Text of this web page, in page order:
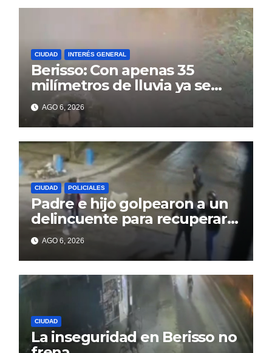
CIUDAD INTERÉS GENERAL
Berisso: Con apenas 35
milímetros de lluvia ya se
sienten los problemas
AGO 6, 2026
CIUDAD POLICIALES
Padre e hijo golpearon a un
delincuente para recuperar
un celular robado en Berisso
AGO 6, 2026
CIUDAD
La inseguridad en Berisso no